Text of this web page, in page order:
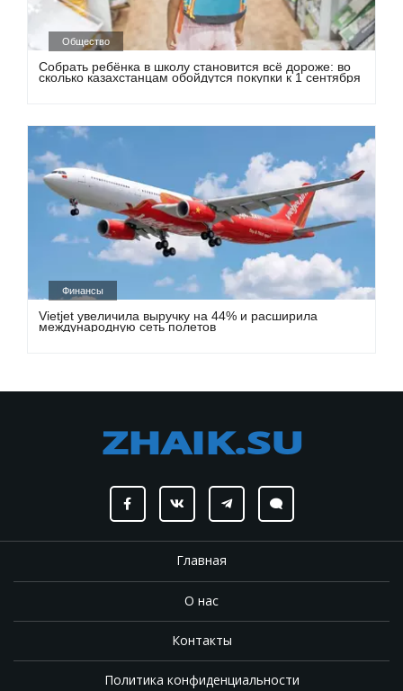
Общество
Собрать ребёнка в школу становится всё дороже: во
сколько казахстанцам обойдутся покупки к 1 сентября
Финансы
Vietjet увеличила выручку на 44% и расширила
международную сеть полетов
Главная
О нас
Контакты
Политика конфиденциальности